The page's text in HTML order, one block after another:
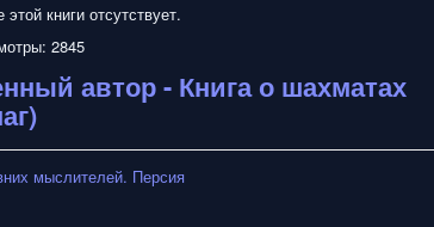
книги отсутствует.
2845
автор - Книга о шахматах
мыслителей. Персия